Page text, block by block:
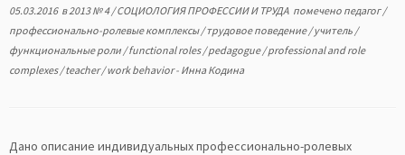
05.03.2016в2013 № 4/СОЦИОЛОГИЯ ПРОФЕССИИ И ТРУДА помечено педагог/
профессионально-ролевые комплексы/трудовое поведение/учитель /
функциональные роли /functional roles/pedagogue/professional and role
complexes/teacher/work behavior- Инна Кодина
Дано описание индивидуальных профессионально-ролевых